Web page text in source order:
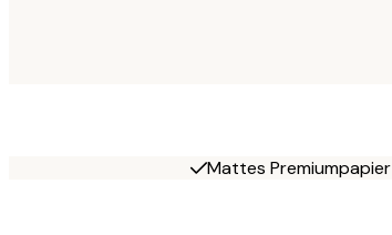
Mattes Premiumpapier